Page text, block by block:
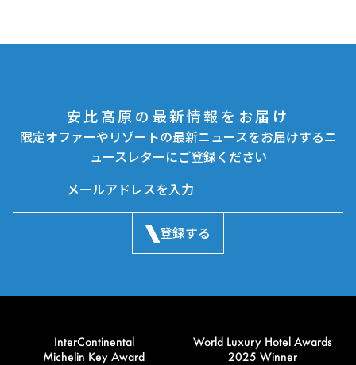
安比高原の最新情報をお届け
限定オファーやリゾートの最新ニュースをお届けするニ
ュースレターにご登録ください
登録する
InterContinental
Michelin Key Award
World Luxury Hotel Awards
2025 Winner